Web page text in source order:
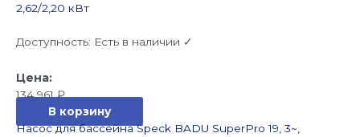
2,62/2,20 кВт
Доступность: Есть в наличии ✓
134 961₽
В корзину
Насос для бассейна Speck BADU SuperPro 19, 3~,